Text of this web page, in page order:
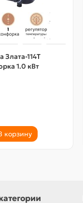
Злата-114Т
1.0 кВт
корзину